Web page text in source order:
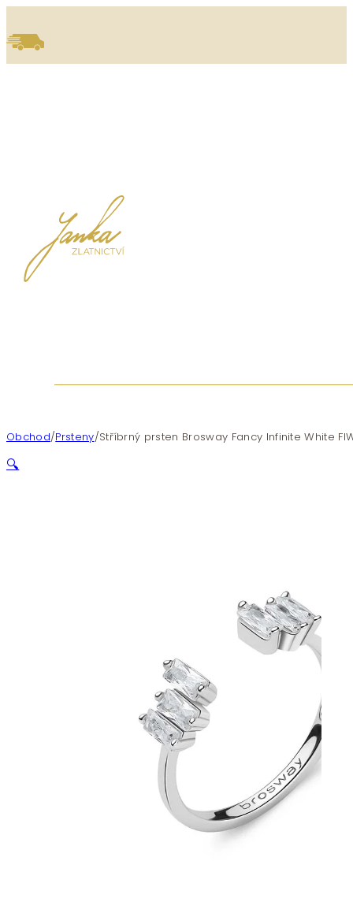
Obchod/Prsteny/Stříbrný prsten Brosway Fancy Infinite White
🔍